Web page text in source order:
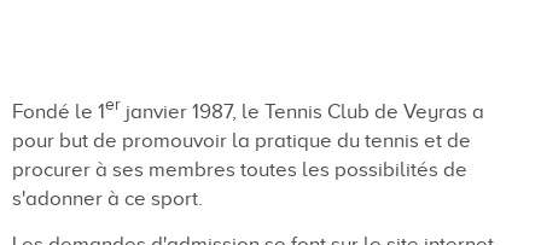
Fondé le 1er janvier 1987, le Tennis Club de Veyras a
pour but de promouvoir la pratique du tennis et de
procurer à ses membres toutes les possibilités de
s'adonner à ce sport.